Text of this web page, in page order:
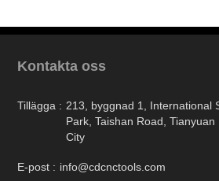
Kontakta oss
Tillägga : 213, byggnad 1, International
Park, Taishan Road,
City
E-post : info@cdcnctools.com